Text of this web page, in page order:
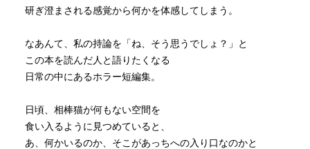
研ぎ澄まされる感覚から何かを体感してしまう。
なあんて、私の持論を「ね、そう思うでしょ？」と
この本を読んだ人と語りたくなる
日常の中にあるホラー短編集。
日頃、相棒猫が何もない空間を
食い入るように見つめていると、
あ、何かいるのか、そこがあっちへの入り口なのかと